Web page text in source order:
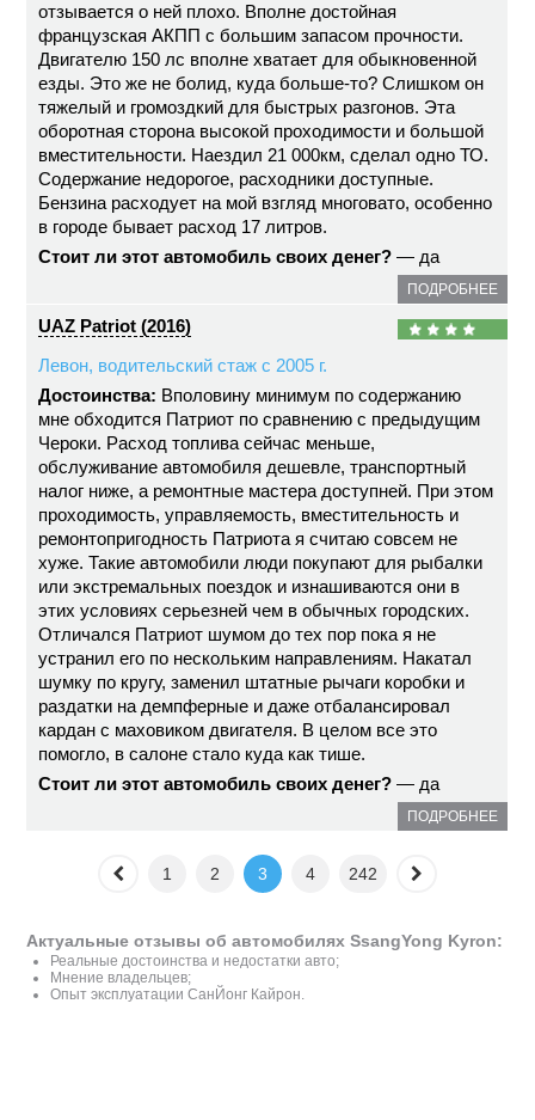
отзывается о ней плохо. Вполне достойная
французская АКПП с большим запасом прочности.
Двигателю 150 лс вполне хватает для обыкновенной
езды. Это же не болид, куда больше-то? Слишком он
тяжелый и громоздкий для быстрых разгонов. Эта
оборотная сторона высокой проходимости и большой
вместительности. Наездил 21 000км, сделал одно ТО.
Содержание недорогое, расходники доступные.
Бензина расходует на мой взгляд многовато, особенно
в городе бывает расход 17 литров.
Стоит ли этот автомобиль своих денег? — да
ПОДРОБНЕЕ
UAZ Patriot (2016)
Левон, водительский стаж с 2005 г.
Достоинства: Вполовину минимум по содержанию
мне обходится Патриот по сравнению с предыдущим
Чероки. Расход топлива сейчас меньше,
обслуживание автомобиля дешевле, транспортный
налог ниже, а ремонтные мастера доступней. При этом
проходимость, управляемость, вместительность и
ремонтопригодность Патриота я считаю совсем не
хуже. Такие автомобили люди покупают для рыбалки
или экстремальных поездок и изнашиваются они в
этих условиях серьезней чем в обычных городских.
Отличался Патриот шумом до тех пор пока я не
устранил его по нескольким направлениям. Накатал
шумку по кругу, заменил штатные рычаги коробки и
раздатки на демпферные и даже отбалансировал
кардан с маховиком двигателя. В целом все это
помогло, в салоне стало куда как тише.
Стоит ли этот автомобиль своих денег? — да
ПОДРОБНЕЕ
1 2 3 4 242
Актуальные отзывы об автомобилях SsangYong Kyron:
Реальные достоинства и недостатки авто;
Мнение владельцев;
Опыт эксплуатации СанЙонг Кайрон.